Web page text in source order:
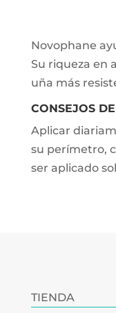
Novophane
Su riqueza en
uña más
CONSEJOS
Aplicar
su perímetro,
ser aplicado
TIENDA